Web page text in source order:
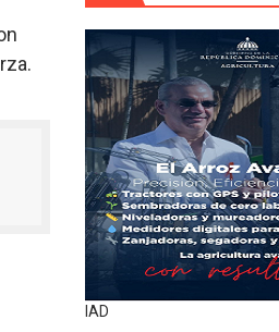
IAD